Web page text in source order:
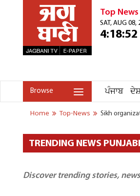
Top News
SAT, AUG 08,
4:18:52
Browse ਪੰਜਾਬ
Home Top-News Sikh
TRENDING NEWS PUNJABI
Discover trending stories,